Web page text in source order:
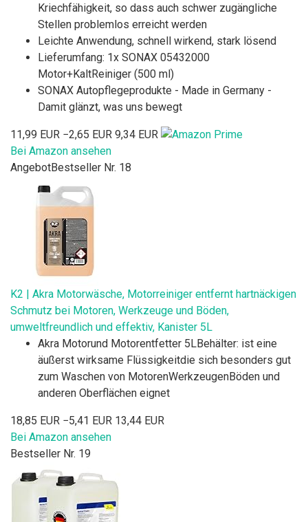
Kriechfähigkeit, so dass auch schwer zugängliche
Stellen problemlos erreicht werden
Leichte Anwendung, schnell wirkend, stark lösend
Lieferumfang: 1x SONAX 05432000
Motor+KaltReiniger (500 ml)
SONAX Autopflegeprodukte - Made in Germany -
Damit glänzt, was uns bewegt
11,99 EUR −2,65 EUR 9,34 EUR
Bei Amazon ansehen
AngebotBestseller Nr. 18
K2 | Akra Motorwäsche, Motorreiniger entfernt hartnäckigen
Schmutz bei Motoren, Werkzeuge und Böden,
umweltfreundlich und effektiv, Kanister 5L
Akra Motorund Motorentfetter 5LBehälter: ist eine
äußerst wirksame Flüssigkeitdie sich besonders gut
zum Waschen von MotorenWerkzeugenBöden und
anderen Oberflächen eignet
18,85 EUR −5,41 EUR 13,44 EUR
Bei Amazon ansehen
Bestseller Nr. 19